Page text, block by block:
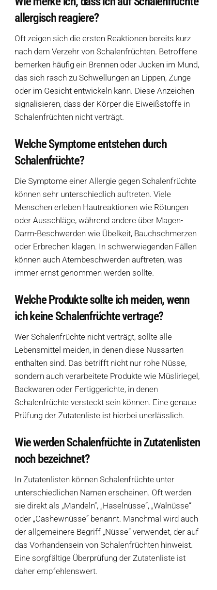
allergisch reagiere?
Oft zeigen sich die ersten Reaktionen bereits kurz
nach dem Verzehr von Schalenfrüchten. Betroffene
bemerken häufig ein Brennen oder Jucken im Mund,
das sich rasch zu Schwellungen an Lippen, Zunge
oder im Gesicht entwickeln kann. Diese Anzeichen
signalisieren, dass der Körper die Eiweißstoffe in
Schalenfrüchten nicht verträgt.
Welche Symptome entstehen durch
Schalenfrüchte?
Die Symptome einer Allergie gegen Schalenfrüchte
können sehr unterschiedlich auftreten. Viele
Menschen erleben Hautreaktionen wie Rötungen
oder Ausschläge, während andere über Magen-
Darm-Beschwerden wie Übelkeit, Bauchschmerzen
oder Erbrechen klagen. In schwerwiegenden Fällen
können auch Atembeschwerden auftreten, was
immer ernst genommen werden sollte.
Welche Produkte sollte ich meiden, wenn
ich keine Schalenfrüchte vertrage?
Wer Schalenfrüchte nicht verträgt, sollte alle
Lebensmittel meiden, in denen diese Nussarten
enthalten sind. Das betrifft nicht nur rohe Nüsse,
sondern auch verarbeitete Produkte wie Müsliriegel,
Backwaren oder Fertiggerichte, in denen
Schalenfrüchte versteckt sein können. Eine genaue
Prüfung der Zutatenliste ist hierbei unerlässlich.
Wie werden Schalenfrüchte in Zutatenlisten
noch bezeichnet?
In Zutatenlisten können Schalenfrüchte unter
unterschiedlichen Namen erscheinen. Oft werden
sie direkt als „Mandeln“, „Haselnüsse“, „Walnüsse“
oder „Cashewnüsse“ benannt. Manchmal wird auch
der allgemeinere Begriff „Nüsse“ verwendet, der auf
das Vorhandensein von Schalenfrüchten hinweist.
Eine sorgfältige Überprüfung der Zutatenliste ist
daher empfehlenswert.
Hofladen Seebach
Verkaufswagen-Tour
Weitere Verkaufsstellen
Über uns